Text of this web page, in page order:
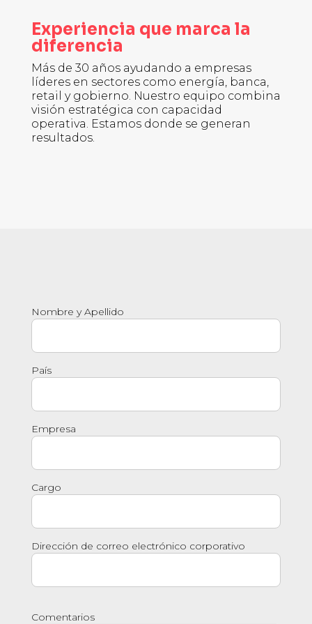
Experiencia que marca la
diferencia
Más de 30 años ayudando a empresas
líderes en sectores como energía, banca,
retail y gobierno. Nuestro equipo combina
visión estratégica con capacidad
operativa. Estamos donde se generan
resultados.
Nombre y Apellido
País
Empresa
Cargo
Dirección de correo electrónico corporativo
Comentarios